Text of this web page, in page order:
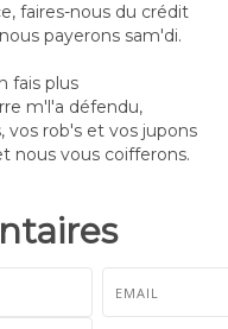
faires-nous du crédit
payerons sam'di.
fais plus
m'l'a défendu,
vos rob's et vos jupons
nous vous coifferons.